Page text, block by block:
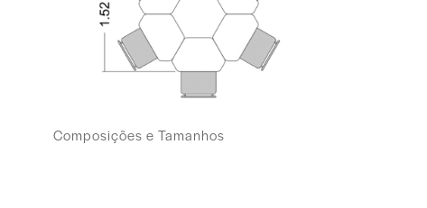
Composições e Tamanhos